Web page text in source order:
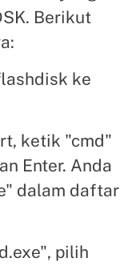
Berikut
ke
ketik "cmd"
Enter. Anda
dalam daftar
pilih